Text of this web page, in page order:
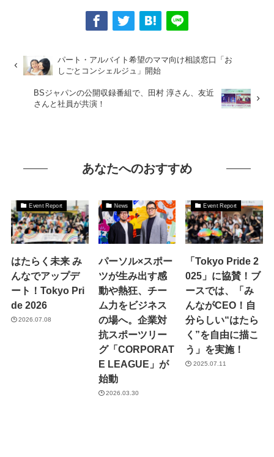
パート・アルバイト希望のママ向け相談窓口「お
しごとコンシェルジュ」開始
BSジャパンの公開収録番組で、田村 淳さん、友近
さんと社員が共演！
あなたへのおすすめ
Event Report
はたらく未来 み
んなでアップデ
ート！Tokyo Pri
de 2026
2026.07.08
News
パーソル×スポー
ツが生み出す感
動や熱狂、チー
ム力をビジネス
の場へ。企業対
抗スポーツリー
グ「CORPORAT
E LEAGUE」が
始動
2026.03.30
Event Report
「Tokyo Pride 2
025」に協賛！ブ
ースでは、「み
んながCEO！自
分らしい“はたら
く”を自由に描こ
う」を実施！
2025.07.11